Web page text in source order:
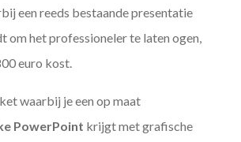
een reeds bestaande presentatie
om het professioneler te laten ogen,
euro kost.
waarbij je een op maat
PowerPoint krijgt met grafische